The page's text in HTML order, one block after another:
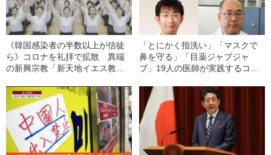
《韓国感染者の半数以上が信徒
ら》コロナを礼拝で拡散 異端
の新興宗教「新天地イエス教」
「とにかく指洗い」「マスクで
鼻を守る」「目薬ジャブジャ
ブ」19人の医師が実践するコロ